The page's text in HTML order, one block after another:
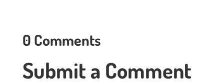
0 Comments
Submit a Comment